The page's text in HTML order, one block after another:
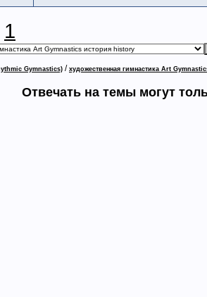
1
Gymnastics) / художественная гимнастика Art
Отвечать на темы могут